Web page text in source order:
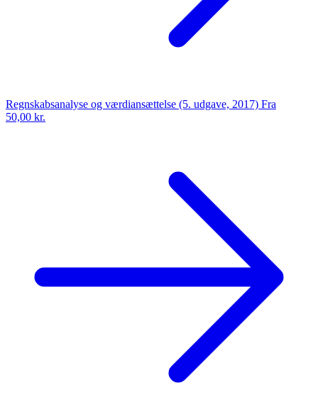
Regnskabsanalyse og værdiansættelse (5. udgave, 2017) Fra
50,00 kr.